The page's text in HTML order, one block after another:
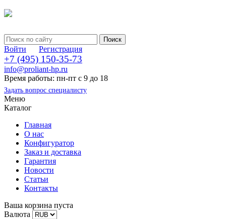
Войти Регистрация
+7 (495) 150-35-73
info@proliant-hp.ru
Время работы: пн-пт с 9 до 18
Задать вопрос специалисту
Меню
Каталог
Главная
О нас
Конфигуратор
Заказ и доставка
Гарантия
Новости
Статьи
Контакты
Ваша корзина пуста
Валюта